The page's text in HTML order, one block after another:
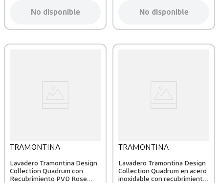
No disponible No disponible
TRAMONTINA
Lavadero Tramontina Design
Collection Quadrum con
Recubrimiento PVD Rose
TRAMONTINA
Lavadero Tramontina Design
Collection Quadrum en acero
inoxidable con recubrimiento